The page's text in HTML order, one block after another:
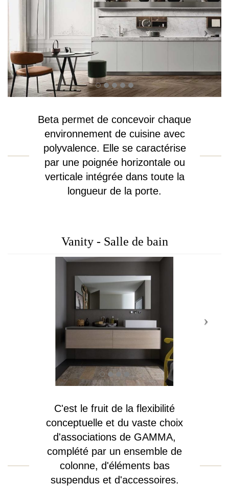
Beta permet de concevoir chaque
environnement de cuisine avec
polyvalence. Elle se caractérise
par une poignée horizontale ou
verticale intégrée dans toute la
longueur de la porte.
Vanity - Salle de bain
C'est le fruit de la flexibilité
conceptuelle et du vaste choix
d'associations de GAMMA,
complété par un ensemble de
colonne, d'éléments bas
suspendus et d'accessoires.